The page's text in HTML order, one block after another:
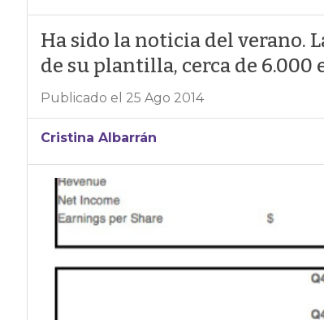
Ha sido la noticia del verano.
de su plantilla, cerca de 6.000
Publicado el 25 Ago 2014
Cristina Albarrán